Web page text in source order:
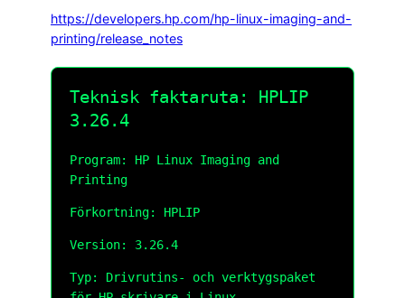
https://developers.hp.com/hp-linux-imaging-and-
printing/release_notes
Teknisk faktaruta: HPLIP
3.26.4
Program: HP Linux Imaging and
Printing
Förkortning: HPLIP
Version: 3.26.4
Typ: Drivrutins- och verktygspaket